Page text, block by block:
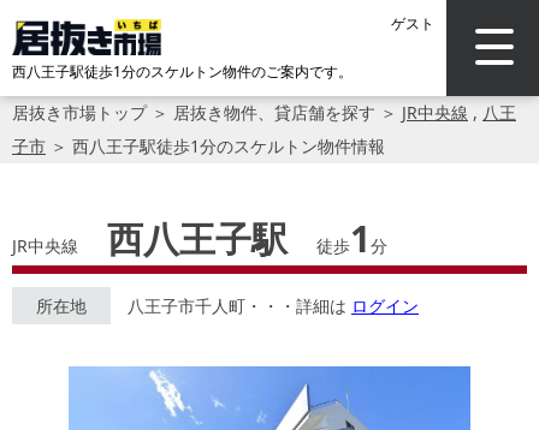
ゲスト
西八王子駅徒歩1分のスケルトン物件のご案内です。
居抜き市場トップ＞ 居抜き物件、貸店舗を探す ＞ JR中央線 , 八王
子市 ＞ 西八王子駅徒歩1分のスケルトン物件情報
JR中央線 西八王子駅 徒歩1 分
所在地 八王子市千人町・・・詳細は ログイン